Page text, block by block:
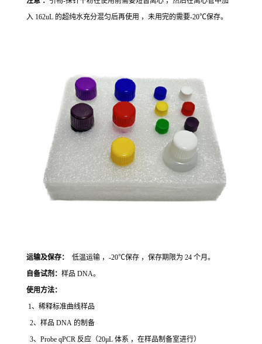
入 162uL 的超纯水充分混匀后再使用 ，未用完的需要-20℃保存。
运输及保存：
低温运输 ，-20℃保存 ，保存期限为 24 个月。
自备试剂： 样品 DNA。
使用方法：
1、稀释标准曲线样品
2、样品 DNA 的制备
3、Probe qPCR 反应（20μL 体系 ，在样品制备室进行）